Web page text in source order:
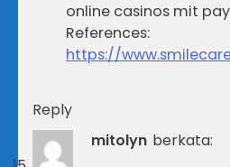
online casinos mit
References:
https://
Reply
mitolyn berkata: